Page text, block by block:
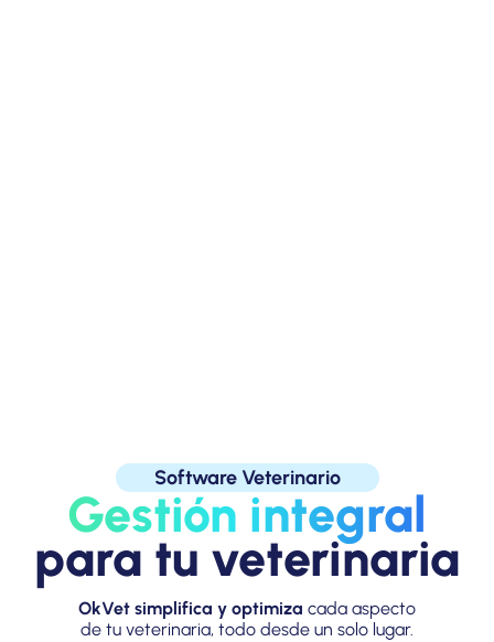
Software Veterinario
Gestión integral
para tu veterinaria
OkVet simplifica y optimiza cada aspecto
de tu veterinaria, todo desde un solo lugar.